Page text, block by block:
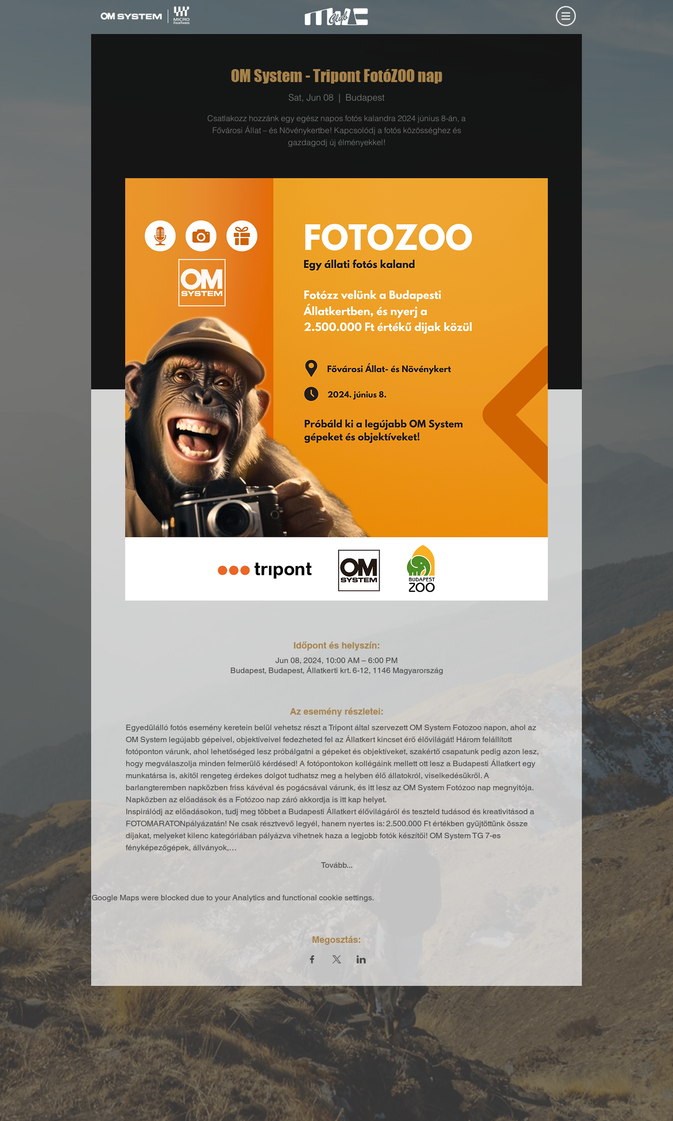
OM System - Tripont FotóZOO nap
Sat, Jun 08
  |
Budapest
Csatlakozz hozzánk egy egész napos fotós kalandra 2024 június 8-án, a
Fővárosi Állat – és Növénykertbe! Kapcsolódj a fotós közösséghez és
gazdagodj új élményekkel!
Időpont és helyszín:
Jun 08, 2024, 10:00 AM – 6:00 PM
Budapest, Budapest, Állatkerti krt. 6-12, 1146 Magyarország
Az esemény részletei:
Egyedülálló fotós esemény keretein belül vehetsz részt a Tripont által szervezett OM System Fotozoo napon, ahol az
OM System legújabb gépeivel, objektíveivel fedezheted fel az Állatkert kincset érő élővilágát! Három felállított
fotóponton várunk, ahol lehetőséged lesz próbálgatni a gépeket és objektíveket, szakértő csapatunk pedig azon lesz,
hogy megválaszolja minden felmerülő kérdésed! A fotópontokon kollégáink mellett ott lesz a Budapesti Állatkert egy
munkatársa is, akitől rengeteg érdekes dolgot tudhatsz meg a helyben élő állatokról, viselkedésükről. A
barlangteremben napközben friss kávéval és pogácsával várunk, és itt lesz az OM System Fotózoo nap megnyitója.
Napközben az előadások és a Fotózoo nap záró akkordja is itt kap helyet.
Inspirálódj az előadásokon, tudj meg többet a Budapesti Állatkert élővilágáról és teszteld tudásod és kreativitásod a
FOTOMARATONpályázatán! Ne csak résztvevő legyél, hanem nyertes is: 2.500.000 Ft értékben gyűjtöttünk össze
díjakat, melyeket kilenc kategóriában pályázva vihetnek haza a legjobb fotók készítői! OM System TG 7-es
fényképezőgépek, állványok,…
Tovább...
Google Maps were blocked due to your Analytics and functional cookie settings.
Megosztás: